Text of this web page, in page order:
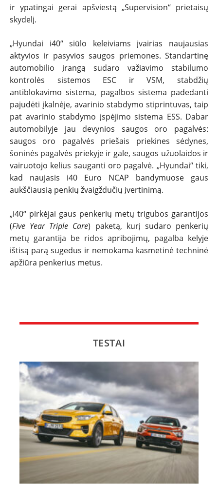
ir ypatingai gerai apšviestą „Supervision“ prietaisų
skydelį.
„Hyundai i40“ siūlo keleiviams įvairias naujausias
aktyvios ir pasyvios saugos priemones. Standartinę
automobilio įrangą sudaro važiavimo stabilumo
kontrolės sistemos ESC ir VSM, stabdžių
antiblokavimo sistema, pagalbos sistema padedanti
pajudėti įkalnėje, avarinio stabdymo stiprintuvas, taip
pat avarinio stabdymo įspėjimo sistema ESS. Dabar
automobilyje jau devynios saugos oro pagalvės:
saugos oro pagalvės priešais priekines sėdynes,
šoninės pagalvės priekyje ir gale, saugos užuolaidos ir
vairuotojo kelius sauganti oro pagalvė. „Hyundai“ tiki,
kad naujasis i40 Euro NCAP bandymuose gaus
aukščiausią penkių žvaigždučių įvertinimą.
„i40“ pirkėjai gaus penkerių metų trigubos garantijos
(Five Year Triple Care) paketą, kurį sudaro penkerių
metų garantija be ridos apribojimų, pagalba kelyje
ištisą parą sugedus ir nemokama kasmetinė techninė
apžiūra penkerius metus.
TESTAI